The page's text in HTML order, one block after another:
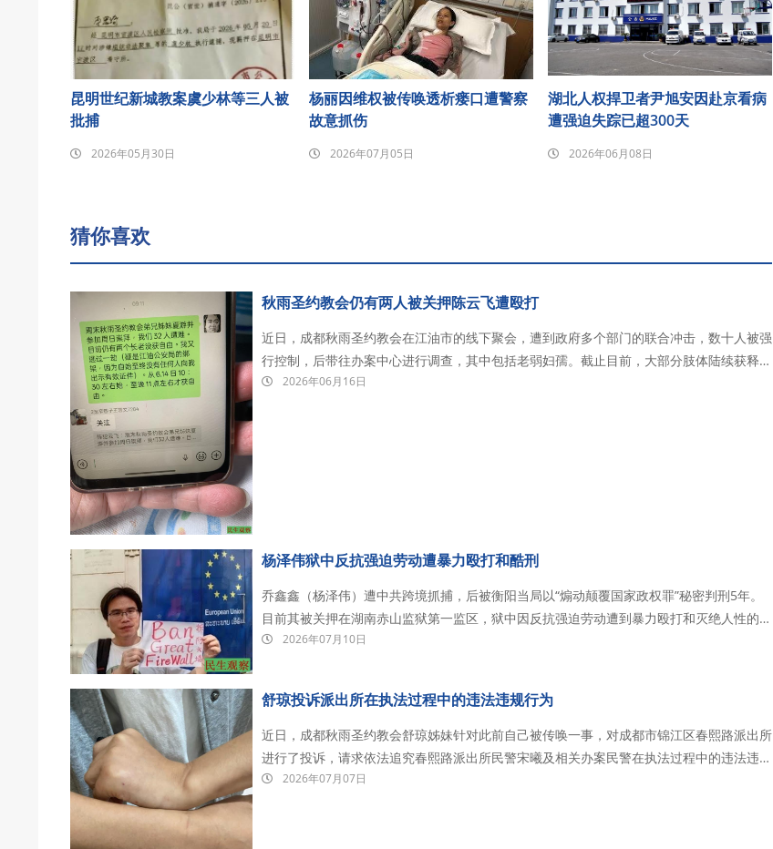
昆明世纪新城教案虞少林等三人被
批捕
2026年05月30日
杨丽因维权被传唤透析瘘口遭警察
故意抓伤
2026年07月05日
湖北人权捍卫者尹旭安因赴京看病
遭强迫失踪已超300天
2026年06月08日
猜你喜欢
秋雨圣约教会仍有两人被关押陈云飞遭殴打
近日，成都秋雨圣约教会在江油市的线下聚会，遭到政府多个部门的联合冲击，数十人被强
行控制，后带往办案中心进行调查，其中包括老弱妇孺。截止目前，大部分肢体陆续获释回
家，除晏鸿长老和吴五清长老外。其中，陈云飞弟兄在被关押期间遭到殴打和虐待。 2026
2026年06月16日
杨泽伟狱中反抗强迫劳动遭暴力殴打和酷刑
乔鑫鑫（杨泽伟）遭中共跨境抓捕，后被衡阳当局以“煽动颠覆国家政权罪”秘密判刑5年。
目前其被关押在湖南赤山监狱第一监区，狱中因反抗强迫劳动遭到暴力殴打和灭绝人性的酷
刑。 2023年3月，乔鑫鑫联合多位海外民主人士正式发起“拆墙运动”。他指出，中国的网络2026年07月10日
舒琼投诉派出所在执法过程中的违法违规行为
近日，成都秋雨圣约教会舒琼姊妹针对此前自己被传唤一事，对成都市锦江区春熙路派出所
进行了投诉，请求依法追究春熙路派出所民警宋曦及相关办案民警在执法过程中的违法违规
行为，要求立即返还她被非法扣押的个人财物（手机），并调取相关执法记录仪及审讯监控
2026年07月07日